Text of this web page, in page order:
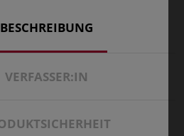
BESCHREIBUNG
VERFASSER:IN